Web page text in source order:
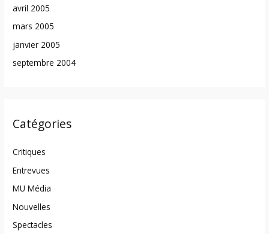
avril 2005
mars 2005
janvier 2005
septembre 2004
Catégories
Critiques
Entrevues
MU Média
Nouvelles
Spectacles